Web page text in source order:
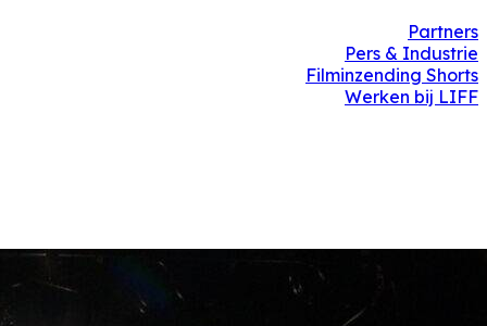
Partners
Pers & Industrie
Filminzending Shorts
Werken bij LIFF